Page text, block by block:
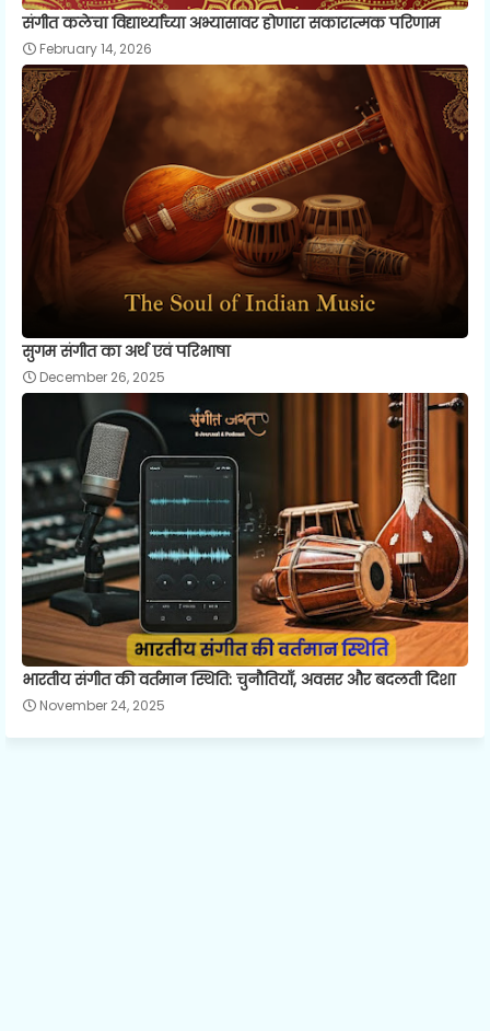
संगीत कलेचा विद्यार्थ्यांच्या अभ्यासावर होणारा सकारात्मक परिणाम
February 14, 2026
सुगम संगीत का अर्थ एवं परिभाषा
December 26, 2025
भारतीय संगीत की वर्तमान स्थिति: चुनौतियाँ, अवसर और बदलती दिशा
November 24, 2025